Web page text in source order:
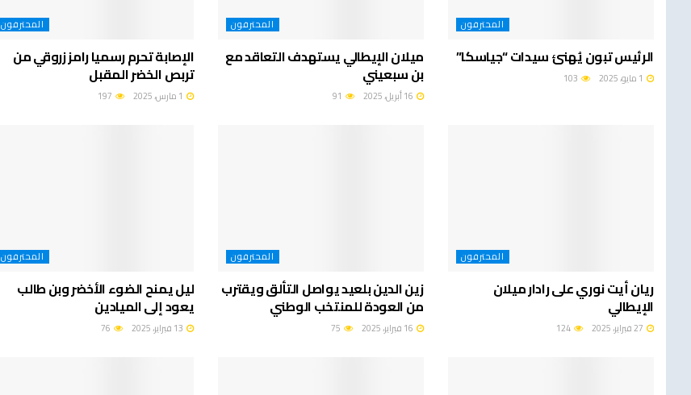
المحترفون
الرئيس تبون يُهنئ سيدات “جياسكا”
المحترفون
ميلان الإيطالي يستهدف التعاقد مع
بن سبعيني
المحترفون
الإصابة تحرم رسميا رامز زروقي من
تربص الخضر المقبل
المحترفون
ريان أيت نوري على رادار ميلان
الإيطالي
المحترفون
زين الدين بلعيد يواصل التألق ويقترب
من العودة للمنتخب الوطني
المحترفون
ليل يمنح الضوء الأخضر وبن طالب
يعود إلى الميادين